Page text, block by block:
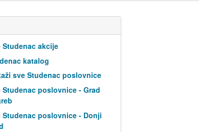
Studenac akcije
katalog
sve Studenac poslovnice
Studenac poslovnice - Grad
Studenac poslovnice - Donji